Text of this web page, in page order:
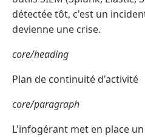
détectée tôt, c'est un
devienne une crise.
core/heading
Plan de continuité d'activité
core/paragraph
L'infogérant met en place